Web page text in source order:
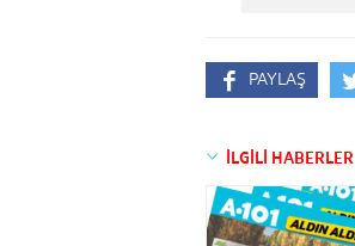
PAYLAŞ
İLGİLİ HABERLER